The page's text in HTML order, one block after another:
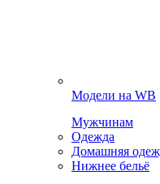
Модели на WB
Мужчинам
Одежда
Домашняя
Нижнее бельё